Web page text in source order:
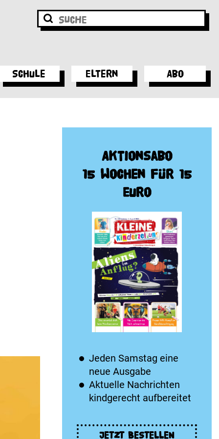
Schule Eltern Abo
Aktionsabo
15 Wochen für 15
Euro
Jeden Samstag eine
neue Ausgabe
Aktuelle Nachrichten
kindgerecht aufbereitet
JETZT BESTELLEN